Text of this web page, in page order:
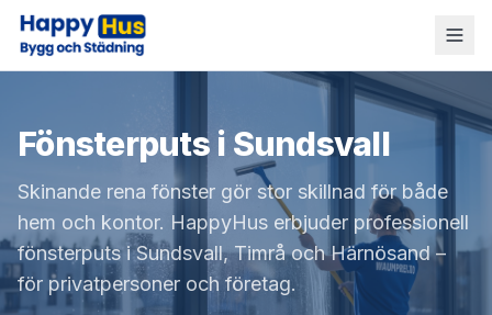
Fönsterputs i Sundsvall
Skinande rena fönster gör stor skillnad för både
hem och kontor. HappyHus erbjuder professionell
fönsterputs i Sundsvall, Timrå och Härnösand –
för privatpersoner och företag.